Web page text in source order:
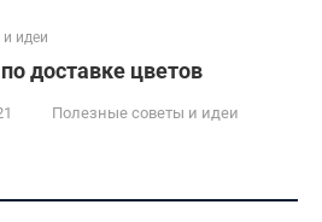
идеи
доставке цветов
Полезные советы и идеи